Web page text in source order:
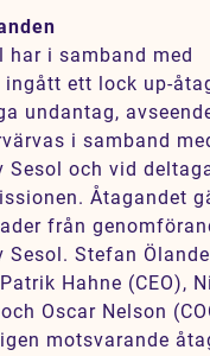
har i samband med
ett lock up-
undantag,
i samband
Sesol och vid
Åtagandet
från
Sesol. Stefan
Hahne (CEO),
Oscar Nelson
motsvarande